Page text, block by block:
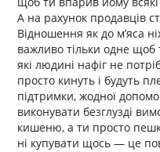
А на рахунок продавців
Відношення як до м’яса
важливо тільки одне щоб
які людині нафіг не
просто кинуть і будуть
підтримки, жодної
виконувати безглузді
кишеню, а ти просто
ні купувати щось — це